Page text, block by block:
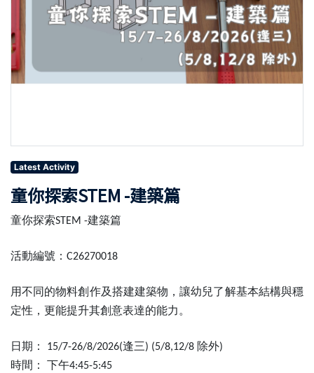
Latest Activity
童你探索STEM -建築篇
童你探索STEM -建築篇
活動編號： C26270018
用不同的物料創作及搭建建築物，讓幼兒了解基本結構與穩
定性，更能提升其創意表達的能力。
日期： 15/7-26/8/2026(逢三) (5/8,12/8 除外)
時間： 下午4:45-5:45